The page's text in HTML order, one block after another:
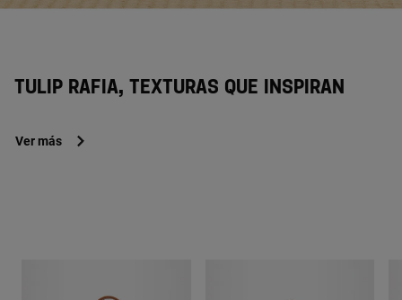
TULIP RAFIA, TEXTURAS QUE INSPIRAN
Ver más